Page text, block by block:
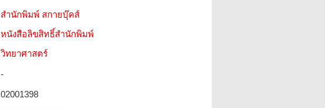
สำนักพิมพ์ สกายบุ๊คส์
หนังสือลิขสิทธิ์สำนักพิมพ์
วิทยาศาสตร์
-
02001398